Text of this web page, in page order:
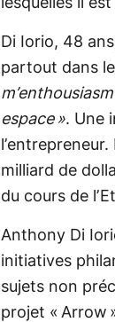
lesquelles il
Di Iorio, 48
partout dans
espace ». Une
l’entrepreneur.
milliard de
du cours de
Anthony Di
initiatives
sujets non
projet « Arrow